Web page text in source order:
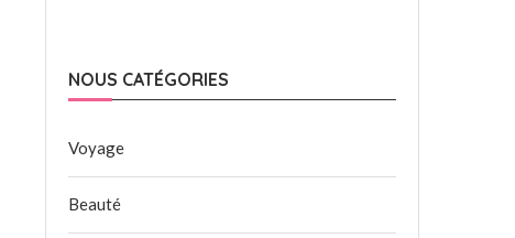
NOUS CATÉGORIES
Voyage
Beauté